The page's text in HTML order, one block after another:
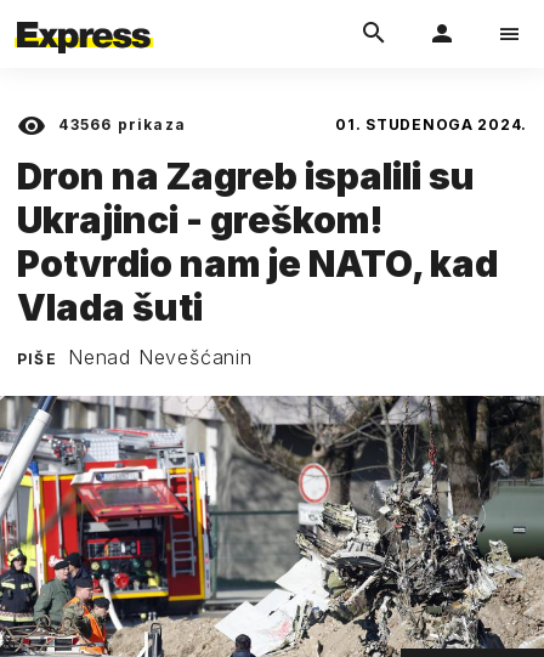
43566 prikaza 01. STUDENOGA 2024.
Dron na Zagreb ispalili su
Ukrajinci - greškom!
Potvrdio nam je NATO, kad
Vlada šuti
PIŠE Nenad Nevešćanin